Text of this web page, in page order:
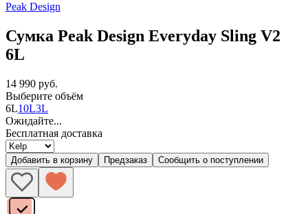
Peak Design
Сумка Peak Design Everyday Sling V2
6L
14 990 руб.
Выберите объём
6L10L3L
Ожидайте...
Бесплатная доставка
Добавить в корзину Предзаказ Сообщить о поступлении